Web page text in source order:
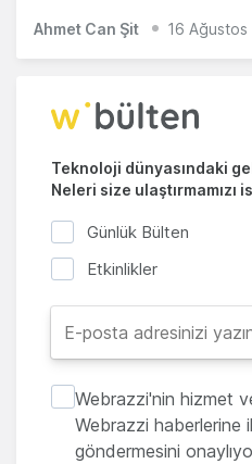
Ahmet Can Şit 16 Ağustos
Teknoloji dünyasındaki
Neleri size ulaştırmamızı
Günlük Bülten
Etkinlikler
Webrazzi'nin hizmet
Webrazzi haberlerine
göndermesini